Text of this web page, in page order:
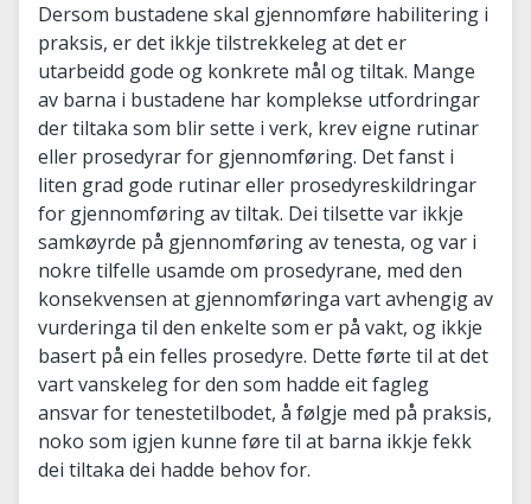
Dersom bustadene skal gjennomføre habilitering i
praksis, er det ikkje tilstrekkeleg at det er
utarbeidd gode og konkrete mål og tiltak. Mange
av barna i bustadene har komplekse utfordringar
der tiltaka som blir sette i verk, krev eigne rutinar
eller prosedyrar for gjennomføring. Det fanst i
liten grad gode rutinar eller prosedyreskildringar
for gjennomføring av tiltak. Dei tilsette var ikkje
samkøyrde på gjennomføring av tenesta, og var i
nokre tilfelle usamde om prosedyrane, med den
konsekvensen at gjennomføringa vart avhengig av
vurderinga til den enkelte som er på vakt, og ikkje
basert på ein felles prosedyre. Dette førte til at det
vart vanskeleg for den som hadde eit fagleg
ansvar for tenestetilbodet, å følgje med på praksis,
noko som igjen kunne føre til at barna ikkje fekk
dei tiltaka dei hadde behov for.